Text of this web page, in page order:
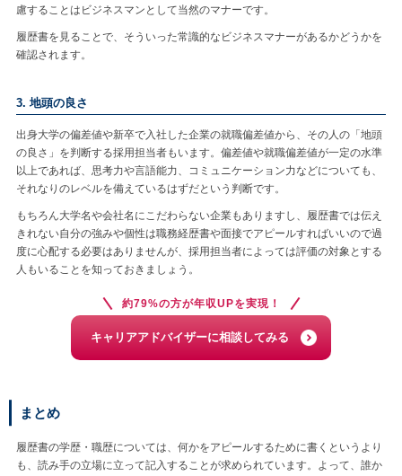
慮することはビジネスマンとして当然のマナーです。
履歴書を見ることで、そういった常識的なビジネスマナーがあるかどうかを
確認されます。
3. 地頭の良さ
出身大学の偏差値や新卒で入社した企業の就職偏差値から、その人の「地頭
の良さ」を判断する採用担当者もいます。偏差値や就職偏差値が一定の水準
以上であれば、思考力や言語能力、コミュニケーション力などについても、
それなりのレベルを備えているはずだという判断です。
もちろん大学名や会社名にこだわらない企業もありますし、履歴書では伝え
きれない自分の強みや個性は職務経歴書や面接でアピールすればいいので過
度に心配する必要はありませんが、採用担当者によっては評価の対象とする
人もいることを知っておきましょう。
約79%の方が年収UPを実現！
キャリアアドバイザーに相談してみる
まとめ
履歴書の学歴・職歴については、何かをアピールするために書くというより
も、読み手の立場に立って記入することが求められています。よって、誰か